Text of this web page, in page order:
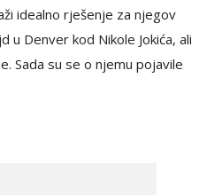
idealno rješenje za njegov
u Denver kod Nikole Jokića, ali
Sada su se o njemu pojavile